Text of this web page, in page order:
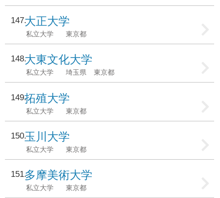
147大正大学
私立大学 東京都
148大東文化大学
私立大学 埼玉県 東京都
149拓殖大学
私立大学 東京都
150玉川大学
私立大学 東京都
151多摩美術大学
私立大学 東京都